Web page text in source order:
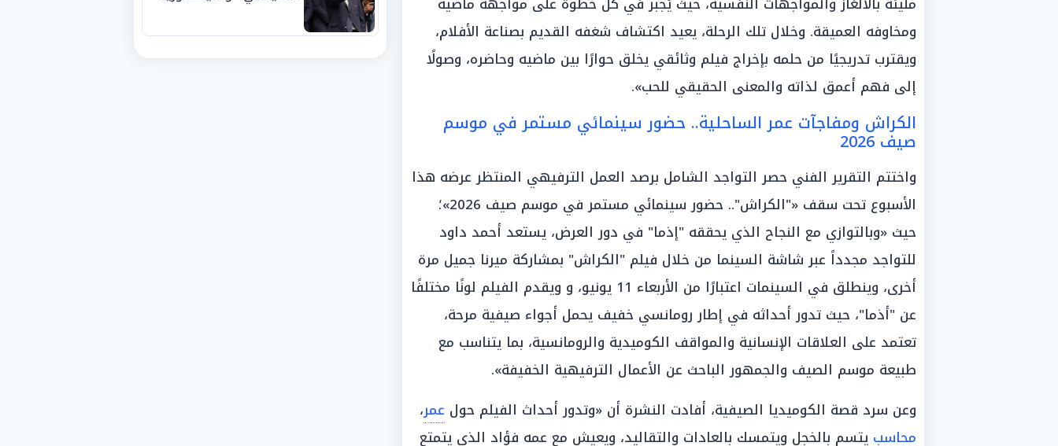
ومخاوفه العميقة. وخلال تلك الرحلة، يعيد اكتشاف شغفه القديم بصناعة الأفلام،
ويقترب تدريجيًا من حلمه بإخراج فيلم وثائقي يخلق حوارًا بين ماضيه وحاضره، وصولًا
إلى فهم أعمق لذاته والمعنى الحقيقي للحب».
الكراش ومفاجآت عمر الساحلية.. حضور سينمائي مستمر في موسم
صيف 2026
واختتم التقرير الفني حصر التواجد الشامل برصد العمل الترفيهي المنتظر عرضه هذا
الأسبوع تحت سقف «"الكراش".. حضور سينمائي مستمر في موسم صيف 2026»؛
حيث «وبالتوازي مع النجاح الذي يحققه "إذما" في دور العرض، يستعد أحمد داود
للتواجد مجدداً عبر شاشة السينما من خلال فيلم "الكراش" بمشاركة ميرنا جميل مرة
أخرى، وينطلق في السينمات اعتبارًا من الأربعاء 11 يونيو، و ويقدم الفيلم لونًا مختلفًا
عن "أذما"، حيث تدور أحداثه في إطار رومانسي خفيف يحمل أجواء صيفية مرحة،
تعتمد على العلاقات الإنسانية والمواقف الكوميدية والرومانسية، بما يتناسب مع
طبيعة موسم الصيف والجمهور الباحث عن الأعمال الترفيهية الخفيفة».
وعن سرد قصة الكوميديا الصيفية، أفادت النشرة أن «وتدور أحداث الفيلم حول عمر،
محاسب يتسم بالخجل ويتمسك بالعادات والتقاليد، ويعيش مع عمه فؤاد الذي يتمتع
الفيفا».. وإقالة